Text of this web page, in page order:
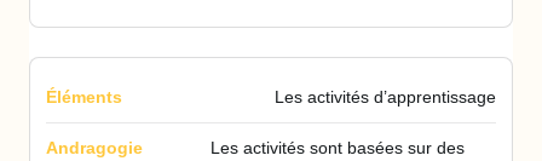
Les activités d’apprentissage
Les activités sont basées sur des